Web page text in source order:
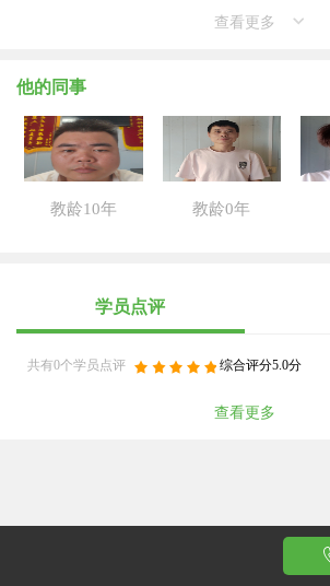
查看更多
他的同事
教龄10年 教龄0年
学员点评
共有0个学员点评 综合评分5.0分
查看更多